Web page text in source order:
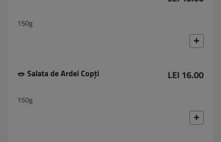
150g
🥗 Salata de Ardei Copți LEI 16.00
150g